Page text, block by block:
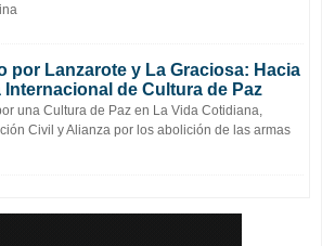
por Lanzarote y La Graciosa: Hacia
Internacional de Cultura de Paz
una Cultura de Paz en La Vida Cotidiana,
Civil y Alianza por los abolición de las armas